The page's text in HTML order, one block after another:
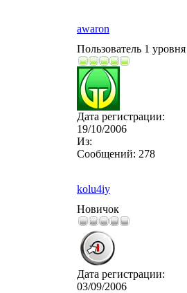
awaron
Пользователь 1 уровня
Дата регистрации:
19/10/2006
Из:
Сообщений: 278
kolu4iy
Новичок
Дата регистрации:
03/09/2006